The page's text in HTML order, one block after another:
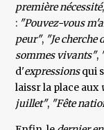
première nécessité,
: "Pouvez-vous
peur", "Je cherche
sommes vivants",
d'expressionsqui
laissr la place aux
juillet", "Fête